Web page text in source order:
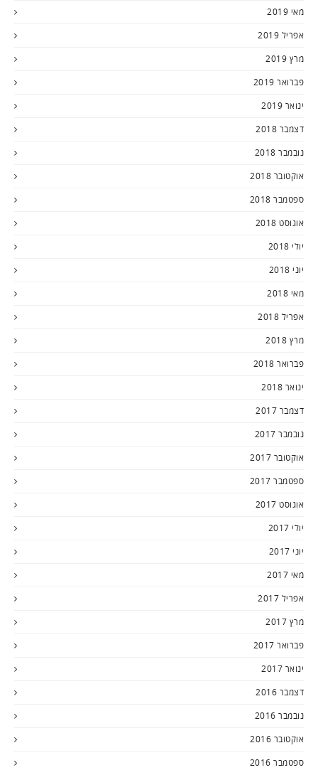
מאי 2019
אפריל 2019
מרץ 2019
פברואר 2019
ינואר 2019
דצמבר 2018
נובמבר 2018
אוקטובר 2018
ספטמבר 2018
אוגוסט 2018
יולי 2018
יוני 2018
מאי 2018
אפריל 2018
מרץ 2018
פברואר 2018
ינואר 2018
דצמבר 2017
נובמבר 2017
אוקטובר 2017
ספטמבר 2017
אוגוסט 2017
יולי 2017
יוני 2017
מאי 2017
אפריל 2017
מרץ 2017
פברואר 2017
ינואר 2017
דצמבר 2016
נובמבר 2016
אוקטובר 2016
ספטמבר 2016